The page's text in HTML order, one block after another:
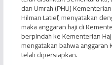
dan Umrah (PHU)
Hilman Latief, menyatakan
maka anggaran haji di
berpindah ke Kementerian
mengatakan bahwa anggaran
telah dipersiapkan.